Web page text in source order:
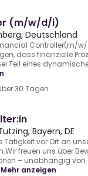
(m/w/d/i)
Deutschland
Controller(m/
dass finanzielle
Teil eines
30 Tagen
Bayern, DE
Tätigkeit vor Ort an
freuen uns über
– unabhängig von
Mehr anzeigen